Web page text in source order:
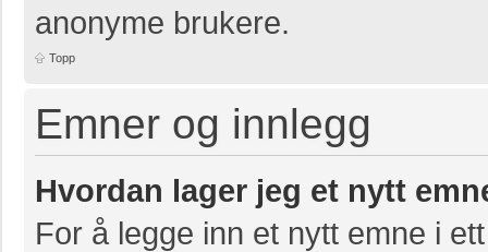
anonyme brukere.
Topp
Emner og innlegg
Hvordan lager jeg et nytt
For å legge inn et nytt emne i